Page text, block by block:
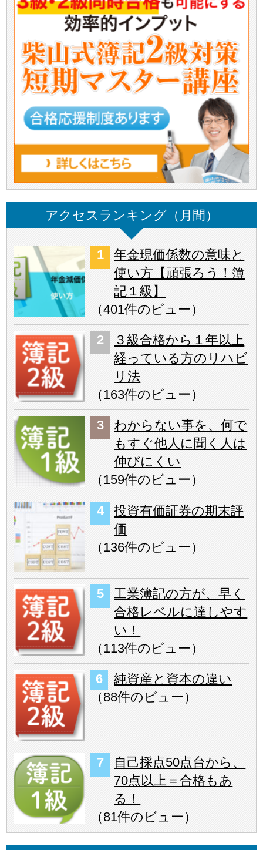
アクセスランキング（月間）
年金現価係数の意味と
使い方【頑張ろう！簿
記１級】
（401件のビュー ）
３級合格から１年以上
経っている方のリハビ
リ法
（163件のビュー ）
わからない事を、何で
もすぐ他人に聞く人は
伸びにくい
（159件のビュー ）
投資有価証券の期末評
価
（136件のビュー ）
工業簿記の方が、早く
合格レベルに達しやす
い！
（113件のビュー ）
純資産と資本の違い
（88件のビュー ）
自己採点50点台から、
70点以上＝合格もあ
る！
（81件のビュー ）